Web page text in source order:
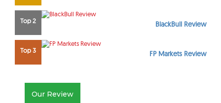
Top 2 BlackBull Review
Top 3 FP Markets Review
Our Review